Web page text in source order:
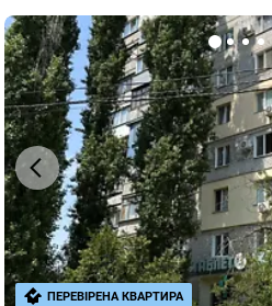
ПЕРЕВІРЕНА КВАРТИРА